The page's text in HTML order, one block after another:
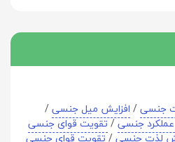
جنسی/ افزایش میل جنسی/
عملکرد جنسی/تقویت قوای جنسی
لذت جنسی/ تقویت قوای جنسی